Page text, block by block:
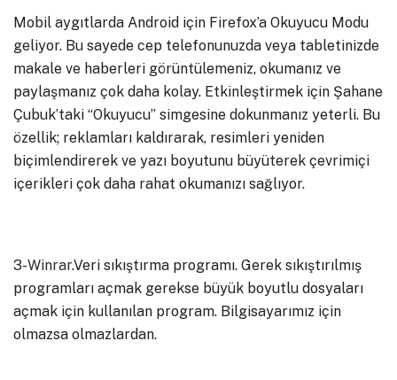
Mobil aygıtlarda Android için Firefox’a Okuyucu Modu
geliyor. Bu sayede cep telefonunuzda veya tabletinizde
makale ve haberleri görüntülemeniz, okumanız ve
paylaşmanız çok daha kolay. Etkinleştirmek için Şahane
Çubuk’taki “Okuyucu” simgesine dokunmanız yeterli. Bu
özellik; reklamları kaldırarak, resimleri yeniden
biçimlendirerek ve yazı boyutunu büyüterek çevrimiçi
içerikleri çok daha rahat okumanızı sağlıyor.
3-Winrar.Veri sıkıştırma programı. Gerek sıkıştırılmış
programları açmak gerekse büyük boyutlu dosyaları
açmak için kullanılan program. Bilgisayarımız için
olmazsa olmazlardan.